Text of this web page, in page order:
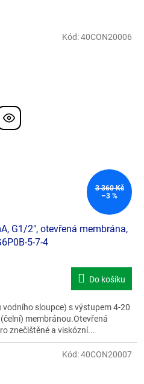
3 360 Kč
–3 %
G1/2", otevřená membrána,
5-7-4
Do košíku
sloupce) s výstupem 4-20
membránou.Otevřená
znečištěné a viskózní...
Kód:40CON20006
Kód:40CON20007